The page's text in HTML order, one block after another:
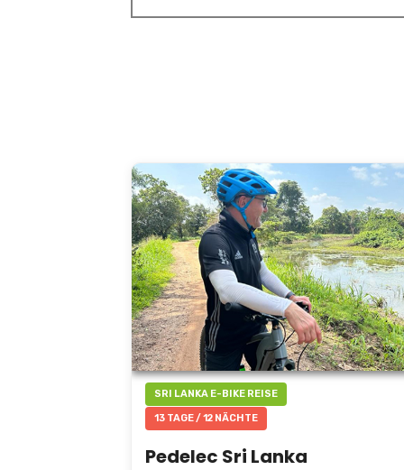
SRI LANKA E-BIKE REISE
13 TAGE / 12 NÄCHTE
Pedelec Sri Lanka